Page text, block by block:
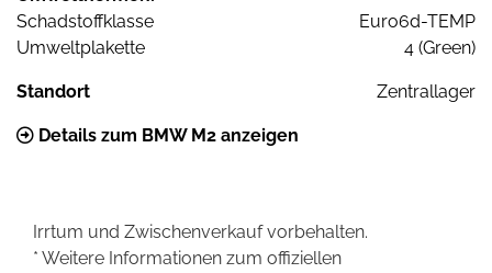
Schadstoffklasse
Euro6d-TEMP
Umweltplakette
4 (Green)
Standort Zentrallager
Details zum BMW M2 anzeigen
Irrtum und Zwischenverkauf vorbehalten.
* Weitere Informationen zum offiziellen